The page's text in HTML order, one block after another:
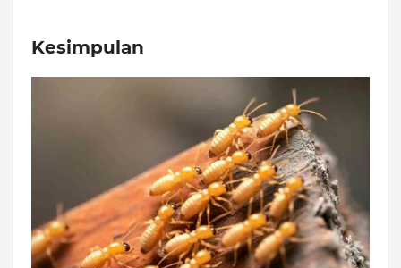
Kesimpulan